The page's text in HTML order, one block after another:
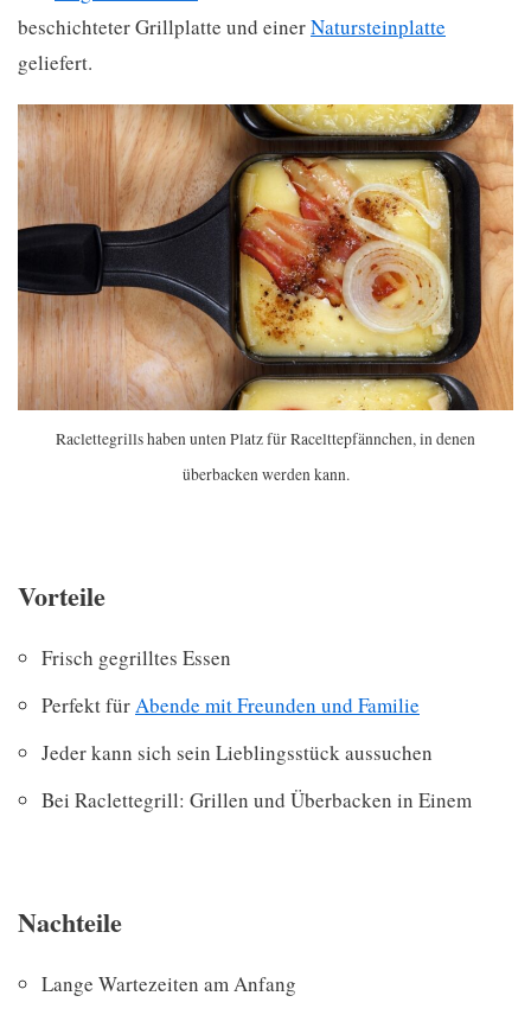
beschichteter Grillplatte und einerNatursteinplatte
geliefert.
Raclettegrills haben unten Platz für Racelttepfännchen, in denen
überbacken werden kann.
Vorteile
Frisch gegrilltes Essen
Perfekt fürAbende mit Freunden und Familie
Jeder kann sich sein Lieblingsstück aussuchen
Bei Raclettegrill: Grillen und Überbacken in Einem
Nachteile
Lange Wartezeiten am Anfang